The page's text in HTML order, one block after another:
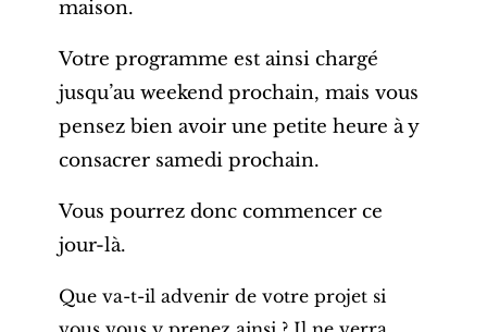
maison.
Votre programme est ainsi chargé
jusqu’au weekend prochain, mais vous
pensez bien avoir une petite heure à y
consacrer samedi prochain.
Vous pourrez donc commencer ce
jour-là.
Que va-t-il advenir de votre projet si